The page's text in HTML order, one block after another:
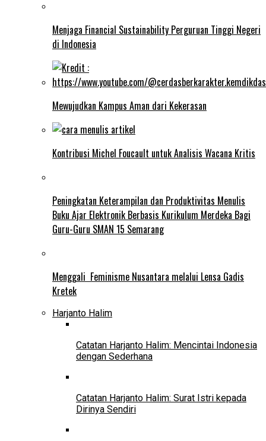
Menjaga Financial Sustainability Perguruan Tinggi Negeri
di Indonesia
Mewujudkan Kampus Aman dari Kekerasan
Kontribusi Michel Foucault untuk Analisis Wacana Kritis
Peningkatan Keterampilan dan Produktivitas Menulis
Buku Ajar Elektronik Berbasis Kurikulum Merdeka Bagi
Guru-Guru SMAN 15 Semarang
Menggali Feminisme Nusantara melalui Lensa Gadis
Kretek
Harjanto Halim
Catatan Harjanto Halim: Mencintai Indonesia
dengan Sederhana
Catatan Harjanto Halim: Surat Istri kepada
Dirinya Sendiri